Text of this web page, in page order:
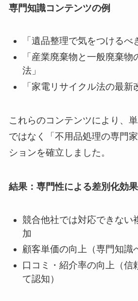
専門知識コンテンツの例
「遺品整理で気をつけるべ
「産業廃棄物と一般廃棄
法」
「家電リサイクル法の最新
これらのコンテンツにより、
ではなく「不用品処理の専門
ションを確立しました。
結果：専門性による差別化効果
競合他社では対応できない
加
顧客単価の向上（専門知識
口コミ・紹介率の向上（信
て認知）